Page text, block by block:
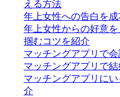
える方法
年上女性への告白を
年上女性からの好意
掴むコツを紹介
マッチングアプリで
マッチングアプリで
マッチングアプリに
介